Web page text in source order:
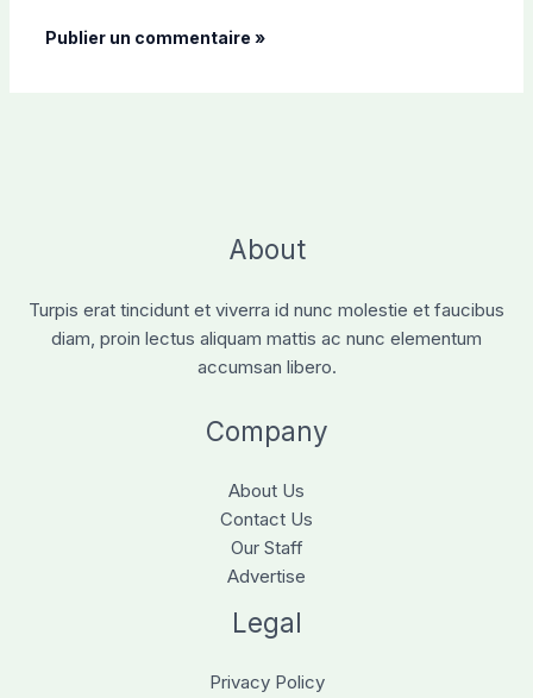
About
Turpis erat tincidunt et viverra id nunc molestie et faucibus
diam, proin lectus aliquam mattis ac nunc elementum
accumsan libero.
Company
About Us
Contact Us
Our Staff
Advertise
Legal
Privacy Policy